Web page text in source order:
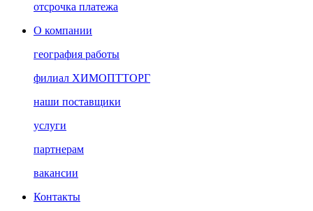
отсрочка платежа
О компании
география работы
филиал ХИМОПТТОРГ
наши поставщики
услуги
партнерам
вакансии
Контакты